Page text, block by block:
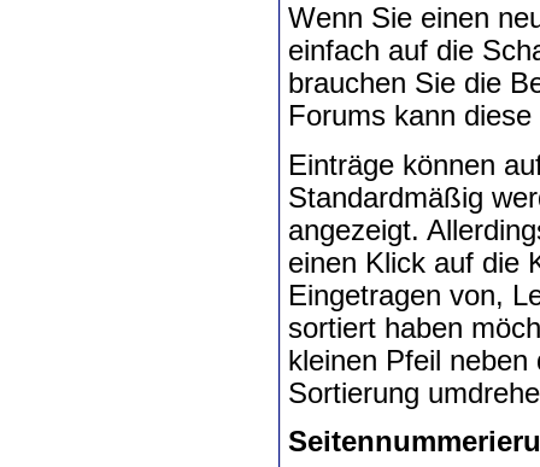
Wenn Sie einen
einfach auf die
brauchen Sie die
Forums kann
Einträge können
Standardmäßig
angezeigt.
einen Klick auf die
Eingetragen von,
sortiert haben
kleinen Pfeil
Sortierung